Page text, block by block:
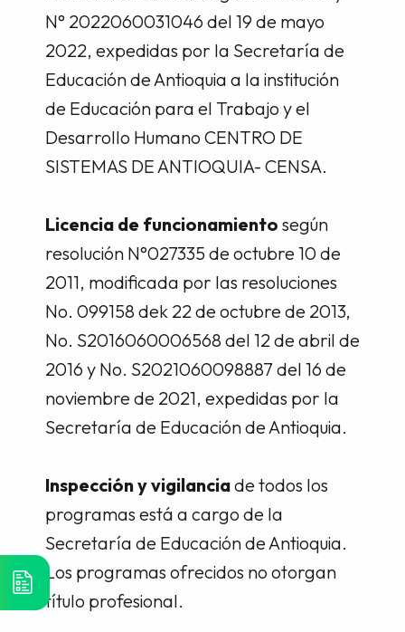
N° 2022060031046 del 19 de mayo
2022, expedidas por la Secretaría de
Educación de Antioquia a la institución
de Educación para el Trabajo y el
Desarrollo Humano CENTRO DE
SISTEMAS DE ANTIOQUIA- CENSA.
Licencia de funcionamiento según
resolución N°027335 de octubre 10 de
2011, modificada por las resoluciones
No. 099158 dek 22 de octubre de 2013,
No. S2016060006568 del 12 de abril de
2016 y No. S2021060098887 del 16 de
noviembre de 2021, expedidas por la
Secretaría de Educación de Antioquia.
Inspección y vigilanciade todos los
programas está a cargo de la
Secretaría de Educación de Antioquia.
Los programas ofrecidos no otorgan
título profesional.